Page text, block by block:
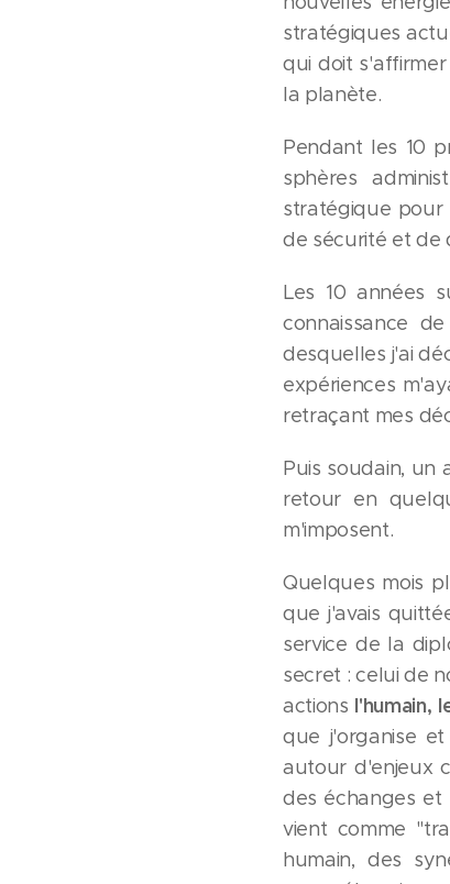
stratégiques
qui doit
la planète.
Pendant les 10
sphères
stratégique pour
de sécurité et de
Les 10 années
connaissance
desquelles j'ai
expériences
retraçant mes
Puis soudain, un
retour en
m'imposent.
Quelques mois
que j'avais
service de la
secret : celui de
actions l'humain,
que j'organise
autour d'enjeux
des échanges et
vient comme
humain, des